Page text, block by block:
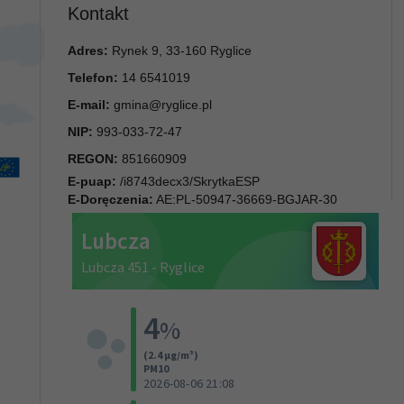
Kontakt
Adres: Rynek 9, 33-160 Ryglice
Telefon: 14 6541019
E-mail: gmina@ryglice.pl
NIP: 993-033-72-47
REGON: 851660909
E-puap: /i8743decx3/SkrytkaESP
E-Doręczenia: AE:PL-50947-36669-BGJAR-30